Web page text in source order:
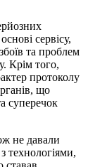
сервісу,
та проблем
Крім того,
протоколу
що
суперечок
не давали
технологіями,